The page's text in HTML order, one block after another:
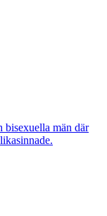
bisexuella män där